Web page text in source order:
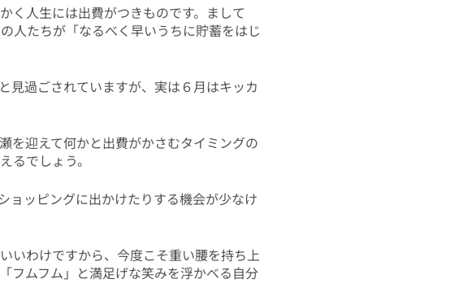
く人生には出費がつきものです。まして
人たちが「なるべく早いうちに貯蓄をはじ
見過ごされていますが、実は６月はキッカ
を迎えて何かと出費がかさむタイミングの
るでしょう。
ョッピングに出かけたりする機会が少なけ
いわけですから、今度こそ重い腰を持ち上
フムフム」と満足げな笑みを浮かべる自分